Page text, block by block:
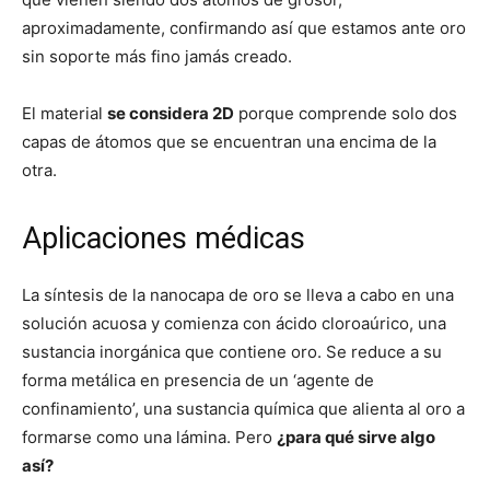
aproximadamente, confirmando así que estamos ante oro
sin soporte más fino jamás creado.
El material se considera 2D porque comprende solo dos
capas de átomos que se encuentran una encima de la
otra.
Aplicaciones médicas
La síntesis de la nanocapa de oro se lleva a cabo en una
solución acuosa y comienza con ácido cloroaúrico, una
sustancia inorgánica que contiene oro. Se reduce a su
forma metálica en presencia de un ‘agente de
confinamiento’, una sustancia química que alienta al oro a
formarse como una lámina. Pero ¿para qué sirve algo
así?